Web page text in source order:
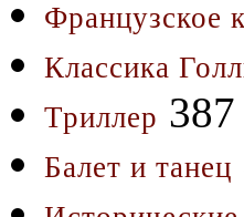
Французское
Классика
Триллер 387
Балет и танец